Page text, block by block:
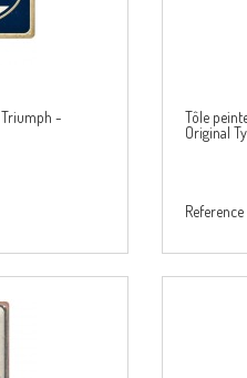
-
Tôle
Original
Reference